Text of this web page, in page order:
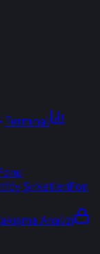
Terminal
ŞirketleriFon
Analizi